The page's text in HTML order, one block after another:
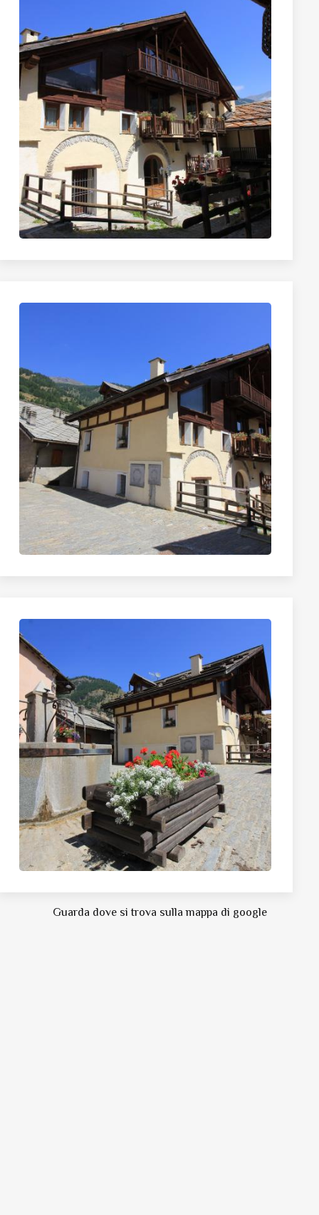
Guarda dove si trova sulla mappa di google